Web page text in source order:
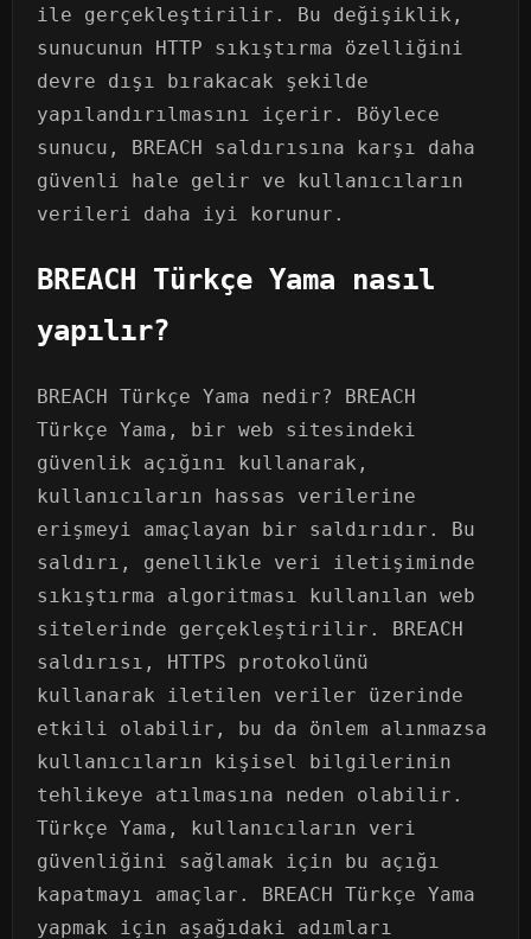
ile gerçekleştirilir. Bu değişiklik,
sunucunun HTTP sıkıştırma özelliğini
devre dışı bırakacak şekilde
yapılandırılmasını içerir. Böylece
sunucu, BREACH saldırısına karşı daha
güvenli hale gelir ve kullanıcıların
verileri daha iyi korunur.
BREACH Türkçe Yama nasıl
yapılır?
BREACH Türkçe Yama nedir? BREACH
Türkçe Yama, bir web sitesindeki
güvenlik açığını kullanarak,
kullanıcıların hassas verilerine
erişmeyi amaçlayan bir saldırıdır. Bu
saldırı, genellikle veri iletişiminde
sıkıştırma algoritması kullanılan web
sitelerinde gerçekleştirilir. BREACH
saldırısı, HTTPS protokolünü
kullanarak iletilen veriler üzerinde
etkili olabilir, bu da önlem alınmazsa
kullanıcıların kişisel bilgilerinin
tehlikeye atılmasına neden olabilir.
Türkçe Yama, kullanıcıların veri
güvenliğini sağlamak için bu açığı
kapatmayı amaçlar. BREACH Türkçe Yama
yapmak için aşağıdaki adımları